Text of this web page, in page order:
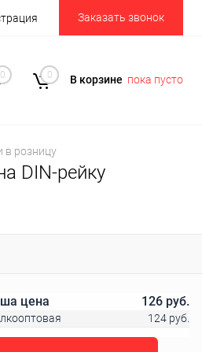
Заказать звонок
0 0 В корзине пока пусто
в розницу
DIN-рейку
цена 126 руб.
124 руб.